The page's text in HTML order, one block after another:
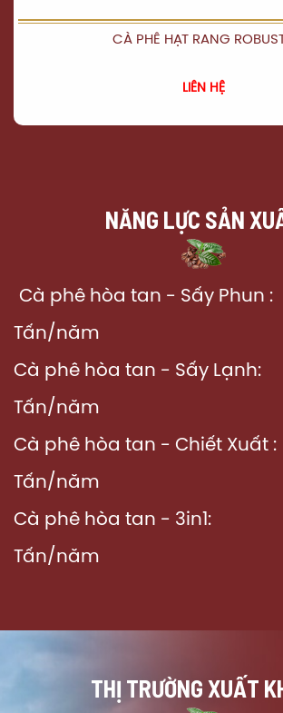
CÀ PHÊ HẠT RANG
LIÊN HỆ
NĂNG LỰC SẢN
Cà phê hòa tan - Sấy Phun
Tấn/năm
Cà phê hòa tan - Sấy Lạnh:
Tấn/năm
Cà phê hòa tan - Chiết Xuất
Tấn/năm
Cà phê hòa tan - 3in1:
Tấn/năm
THỊ TRƯỜNG XUẤT